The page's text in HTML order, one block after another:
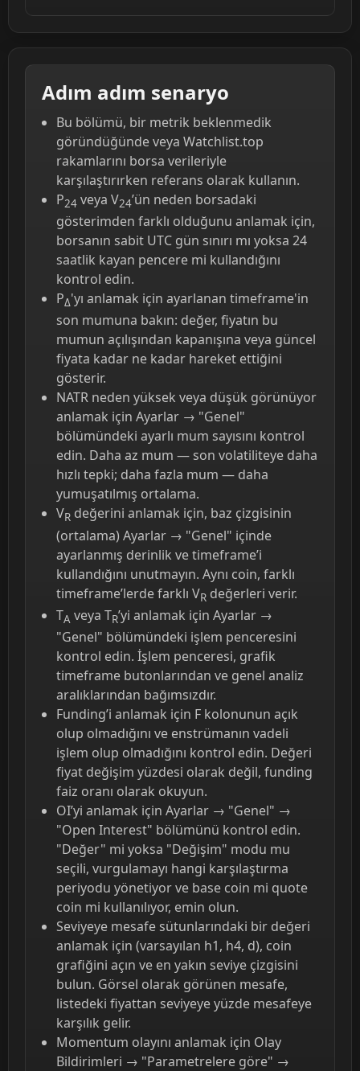
Adım adım senaryo
Bu bölümü, bir metrik beklenmedik
göründüğünde veya Watchlist.top
rakamlarını borsa verileriyle
karşılaştırırken referans olarak kullanın.
P24 veya V24’ün neden borsadaki
gösterimden farklı olduğunu anlamak için,
borsanın sabit UTC gün sınırı mı yoksa 24
saatlik kayan pencere mi kullandığını
kontrol edin.
PΔ'yı anlamak için ayarlanan timeframe'in
son mumuna bakın: değer, fiyatın bu
mumun açılışından kapanışına veya güncel
fiyata kadar ne kadar hareket ettiğini
gösterir.
NATR neden yüksek veya düşük görünüyor
anlamak için Ayarlar → "Genel"
bölümündeki ayarlı mum sayısını kontrol
edin. Daha az mum — son volatiliteye daha
hızlı tepki; daha fazla mum — daha
yumuşatılmış ortalama.
VR değerini anlamak için, baz çizgisinin
(ortalama) Ayarlar → "Genel" içinde
ayarlanmış derinlik ve timeframe’i
kullandığını unutmayın. Aynı coin, farklı
timeframe’lerde farklı VR değerleri verir.
TA veya TR’yi anlamak için Ayarlar →
"Genel" bölümündeki işlem penceresini
kontrol edin. İşlem penceresi, grafik
timeframe butonlarından ve genel analiz
aralıklarından bağımsızdır.
Funding’i anlamak için F kolonunun açık
olup olmadığını ve enstrümanın vadeli
işlem olup olmadığını kontrol edin. Değeri
fiyat değişim yüzdesi olarak değil, funding
faiz oranı olarak okuyun.
OI’yi anlamak için Ayarlar → "Genel" →
"Open Interest" bölümünü kontrol edin.
"Değer" mi yoksa "Değişim" modu mu
seçili, vurgulamayı hangi karşılaştırma
periyodu yönetiyor ve base coin mi quote
coin mi kullanılıyor, emin olun.
Seviyeye mesafe sütunlarındaki bir değeri
anlamak için (varsayılan h1, h4, d), coin
grafiğini açın ve en yakın seviye çizgisini
bulun. Görsel olarak görünen mesafe,
listedeki fiyattan seviyeye yüzde mesafeye
karşılık gelir.
Momentum olayını anlamak için Olay
Bildirimleri → "Parametrelere göre" →